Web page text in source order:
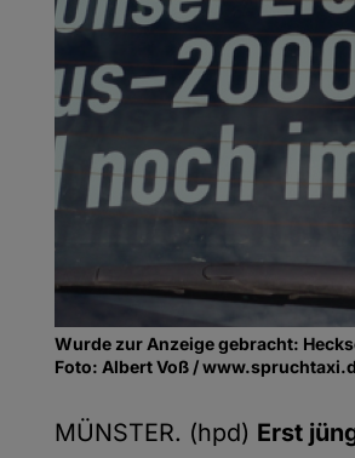
Wurde zur Anzeige gebracht:
Foto: Albert Voß /
MÜNSTER. (hpd) Erst